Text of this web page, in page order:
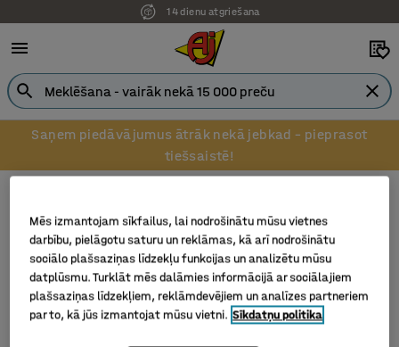
14 dienu atgriešana
Saņem piedāvājumus ātrāk nekā jebkad – pieprasot
tiešsaistē!
Mucu satvērēji
Filtrēt Šķirot
Mēs izmantojam sīkfailus, lai nodrošinātu mūsu vietnes
darbību, pielāgotu saturu un reklāmas, kā arī nodrošinātu
sociālo plašsaziņas līdzekļu funkcijas un analizētu mūsu
datplūsmu. Turklāt mēs dalāmies informācijā ar sociālajiem
plašsaziņas līdzekļiem, reklāmdevējiem un analīzes partneriem
par to, kā jūs izmantojat mūsu vietni. Sīkdatņu politika